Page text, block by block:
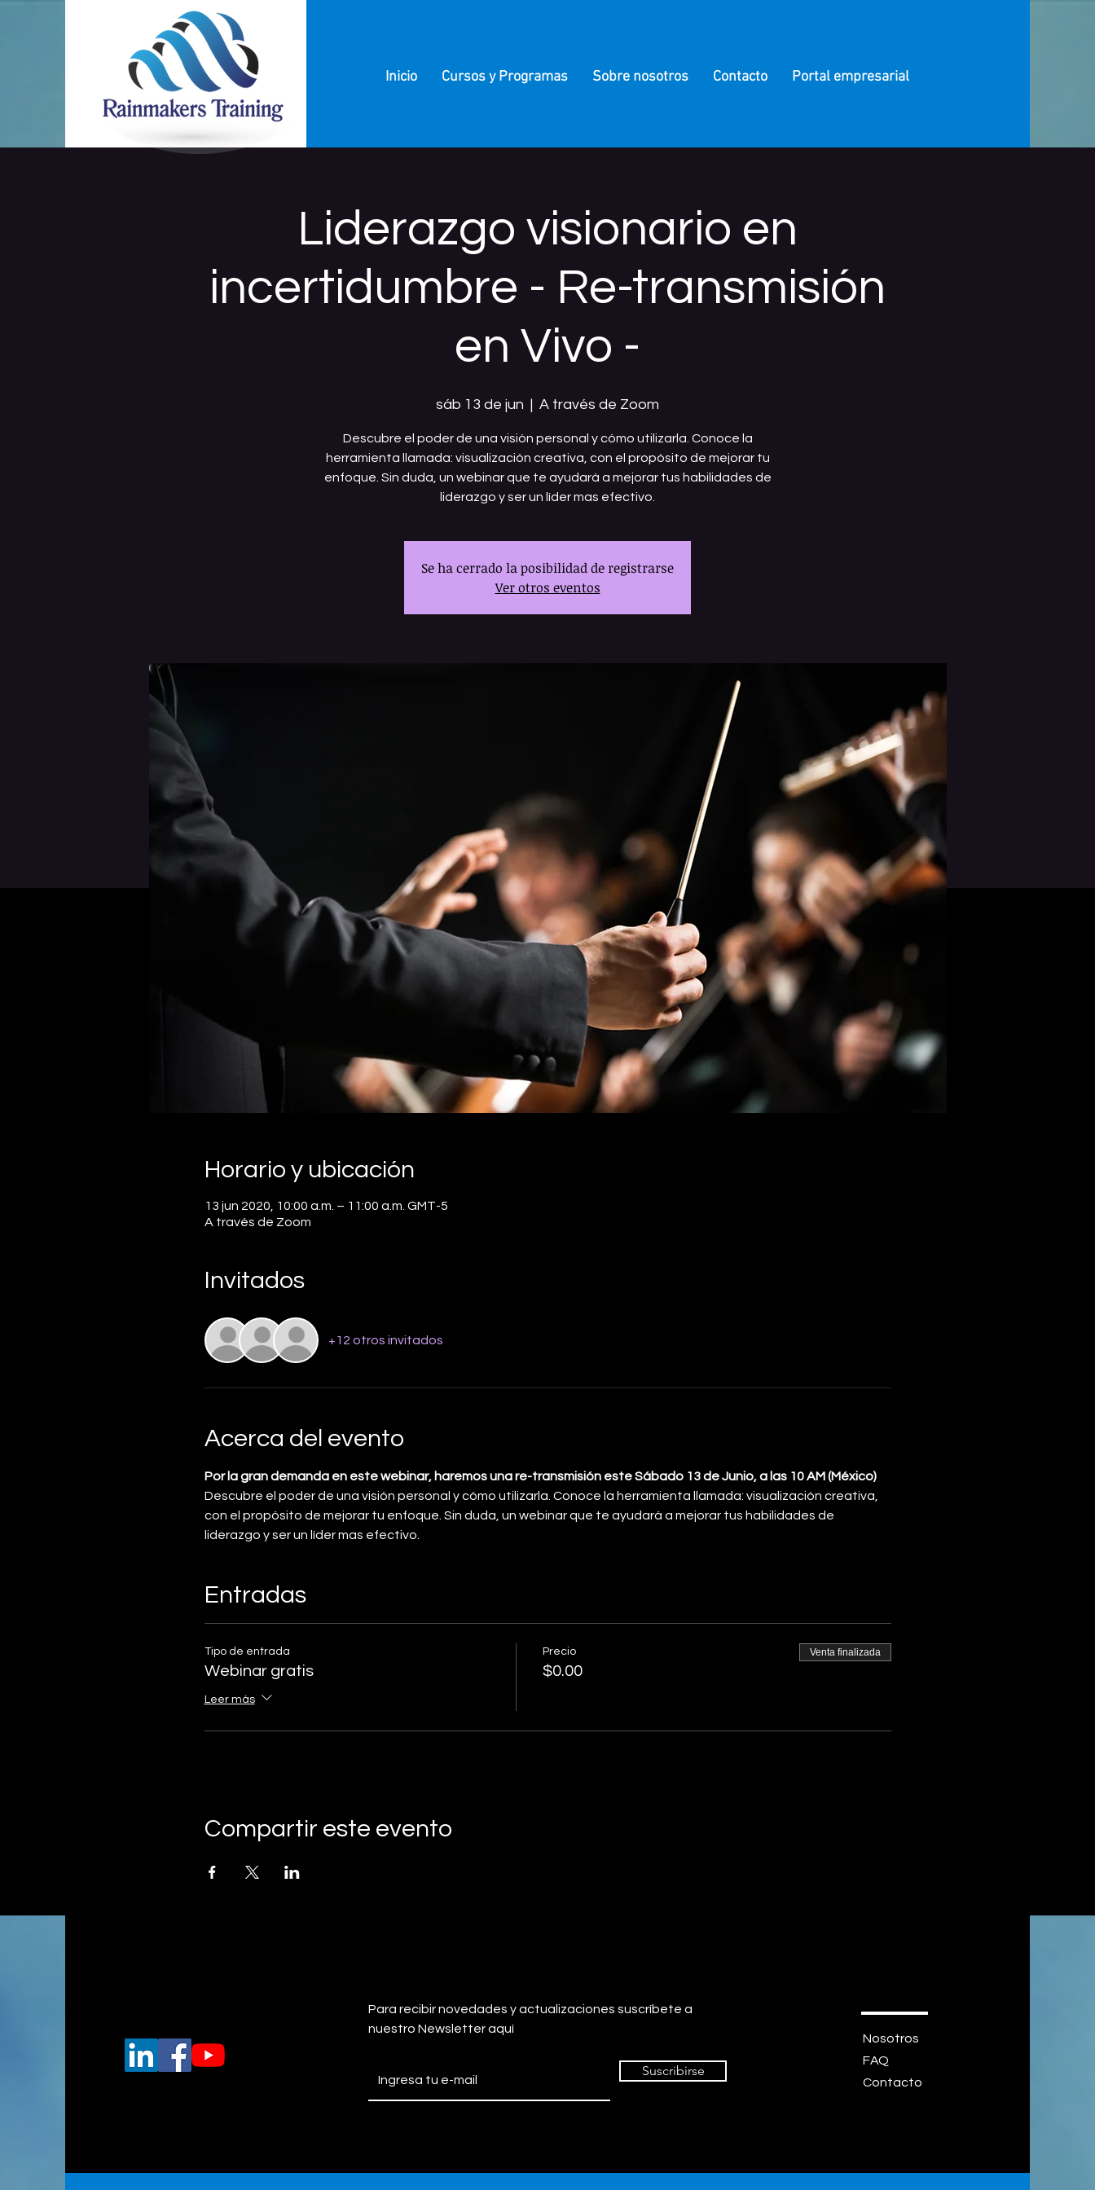
Inicio Cursos y Programas Sobre nosotros Contacto Portal empresarial
Liderazgo visionario en
incertidumbre - Re-transmisión
en Vivo -
sáb 13 de jun
  |
A través de Zoom
Descubre el poder de una visión personal y cómo utilizarla. Conoce la
herramienta llamada: visualización creativa, con el propósito de mejorar tu
enfoque. Sin duda, un webinar que te ayudará a mejorar tus habilidades de
liderazgo y ser un líder mas efectivo.
Se ha cerrado la posibilidad de registrarse
Ver otros eventos
Horario y ubicación
13 jun 2020, 10:00 a.m. – 11:00 a.m. GMT-5
A través de Zoom
Invitados
+12 otros invitados
Acerca del evento
Por la gran demanda en este webinar, haremos una re-transmisión este Sábado 13 de Junio, a las 10 AM (México)
Descubre el poder de una visión personal y cómo utilizarla. Conoce la herramienta llamada: visualización creativa,
con el propósito de mejorar tu enfoque. Sin duda, un webinar que te ayudará a mejorar tus habilidades de
liderazgo y ser un líder mas efectivo.
Entradas
Tipo de entrada
Webinar gratis
Leer más
Precio
$0.00
Venta finalizada
Compartir este evento
Para recibir novedades y actualizaciones suscríbete a
nuestro Newsletter aquí
Suscribirse
Nosotros
FAQ
Contacto